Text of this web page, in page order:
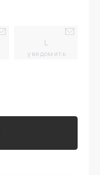
L
уведомить